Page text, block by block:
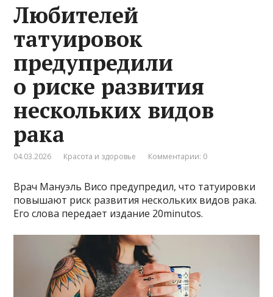
Любителей
татуировок
предупредили
о риске развития
нескольких видов
рака
04.03.2026 Красота и здоровье Комментарии: 0
Врач Мануэль Висо предупредил, что татуировки
повышают риск развития нескольких видов рака.
Его слова передает издание 20minutos.